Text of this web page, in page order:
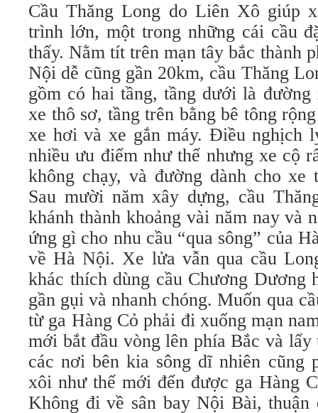
Cầu Thăng Long do Liên Xô giúp
trình lớn, một trong những cái cầu
thấy. Nằm tít trên mạn tây bắc thành
Nội dễ cũng gần 20km, cầu Thăng
gồm có hai tầng, tầng dưới là
xe thô sơ, tầng trên bằng bê tông
xe hơi và xe gắn máy. Điều nghịch
nhiều ưu điểm như thế nhưng xe cộ
không chạy, và đường dành cho
Sau mười năm xây dựng, cầu
khánh thành khoảng vài năm nay và
ứng gì cho nhu cầu “qua sông” của
về Hà Nội. Xe lửa vẫn qua cầu
khác thích dùng cầu Chương
gần gụi và nhanh chóng. Muốn qua
từ ga Hàng Cỏ phải đi xuống mạn
mới bắt đầu vòng lên phía Bắc và
các nơi bên kia sông dĩ nhiên cũng
xôi như thế mới đến được ga Hàng
Không đi về sân bay Nội Bài, thuận